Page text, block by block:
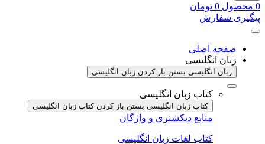
0 محصول 0 تومان
پیگیری سفارش
صفحه اصلی
زبان انگلیسی
زبان انگلیسی بستن باز کردن زبان انگلیسی
کتاب زبان انگلیسی
کتاب زبان انگلیسی بستن باز کردن کتاب زبان انگلیسی
منابع دیکشنری و واژگان
کتاب لغات زبان انگلیسی